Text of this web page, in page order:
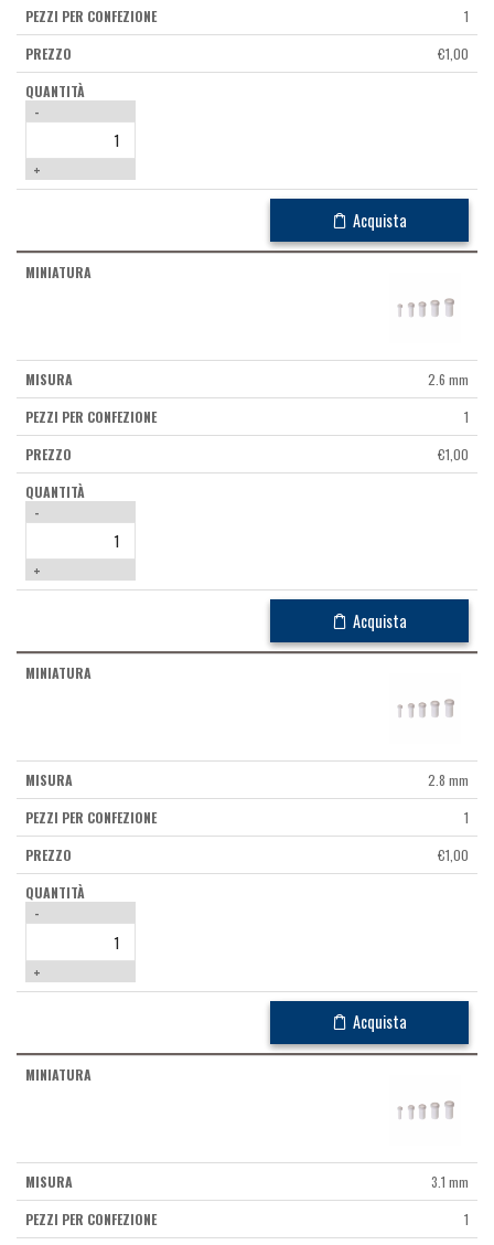
1
€1,00
-
+
Acquista
2.6 mm
1
€1,00
-
+
Acquista
2.8 mm
1
€1,00
-
+
Acquista
3.1 mm
1